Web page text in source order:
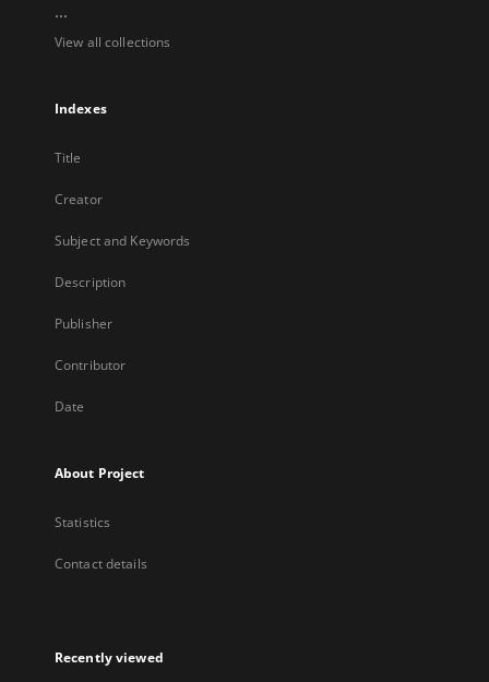
...
View all collections
Indexes
Title
Creator
Subject and Keywords
Description
Publisher
Contributor
Date
About Project
Statistics
Contact details
Recently viewed